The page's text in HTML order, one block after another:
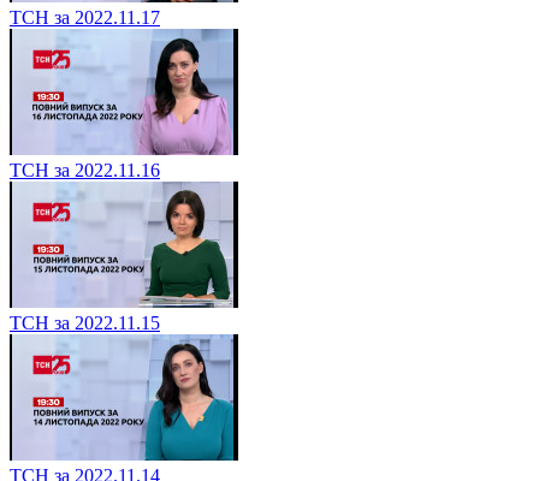
ТСН за 2022.11.17
ТСН за 2022.11.16
ТСН за 2022.11.15
ТСН за 2022.11.14